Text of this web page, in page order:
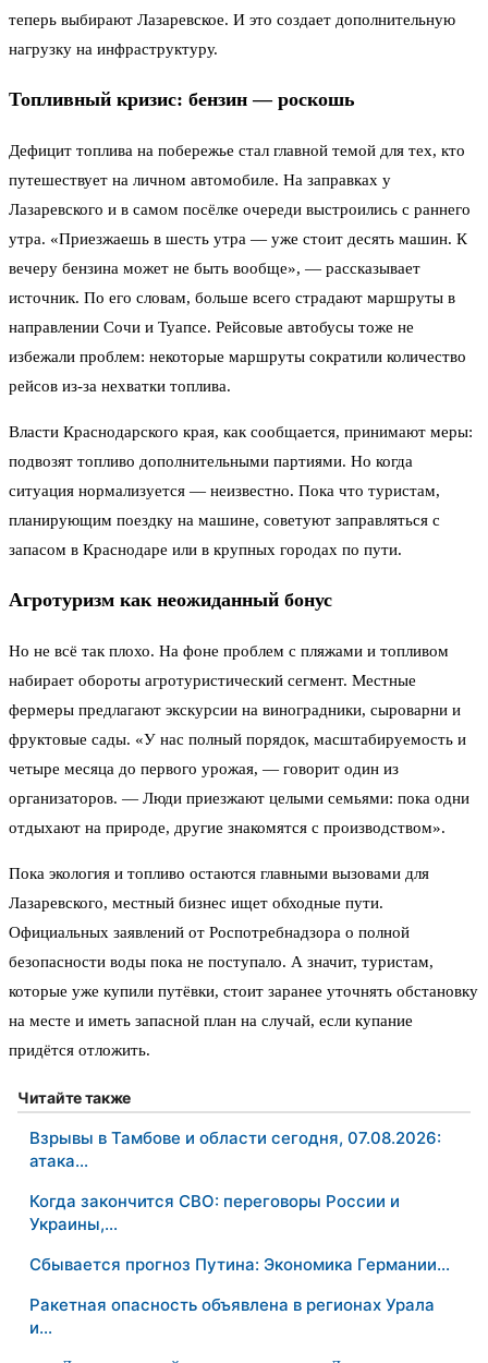
теперь выбирают Лазаревское. И это создает дополнительную
нагрузку на инфраструктуру.
Топливный кризис: бензин — роскошь
Дефицит топлива на побережье стал главной темой для тех, кто
путешествует на личном автомобиле. На заправках у
Лазаревского и в самом посёлке очереди выстроились с раннего
утра. «Приезжаешь в шесть утра — уже стоит десять машин. К
вечеру бензина может не быть вообще», — рассказывает
источник. По его словам, больше всего страдают маршруты в
направлении Сочи и Туапсе. Рейсовые автобусы тоже не
избежали проблем: некоторые маршруты сократили количество
рейсов из-за нехватки топлива.
Власти Краснодарского края, как сообщается, принимают меры:
подвозят топливо дополнительными партиями. Но когда
ситуация нормализуется — неизвестно. Пока что туристам,
планирующим поездку на машине, советуют заправляться с
запасом в Краснодаре или в крупных городах по пути.
Агротуризм как неожиданный бонус
Но не всё так плохо. На фоне проблем с пляжами и топливом
набирает обороты агротуристический сегмент. Местные
фермеры предлагают экскурсии на виноградники, сыроварни и
фруктовые сады. «У нас полный порядок, масштабируемость и
четыре месяца до первого урожая, — говорит один из
организаторов. — Люди приезжают целыми семьями: пока одни
отдыхают на природе, другие знакомятся с производством».
Пока экология и топливо остаются главными вызовами для
Лазаревского, местный бизнес ищет обходные пути.
Официальных заявлений от Роспотребнадзора о полной
безопасности воды пока не поступало. А значит, туристам,
которые уже купили путёвки, стоит заранее уточнять обстановку
на месте и иметь запасной план на случай, если купание
придётся отложить.
Читайте также
Взрывы в Тамбове и области сегодня, 07.08.2026:
атака…
Когда закончится СВО: переговоры России и
Украины,…
Сбывается прогноз Путина: Экономика Германии…
Ракетная опасность объявлена в регионах Урала
и…